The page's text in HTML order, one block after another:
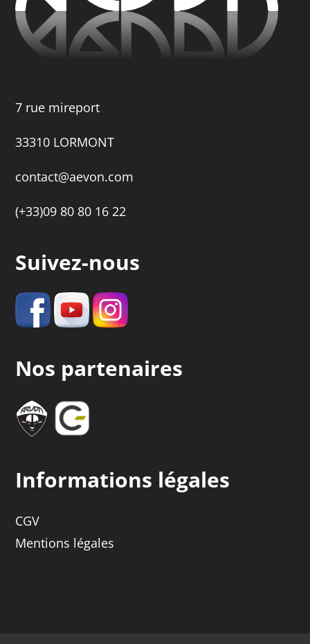
7 rue mireport
33310 LORMONT
contact@aevon.com
(+33)09 80 80 16 22
Suivez-nous
Nos partenaires
Informations légales
CGV
Mentions légales